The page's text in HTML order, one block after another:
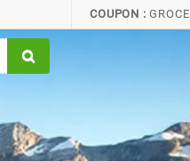
COUPON :